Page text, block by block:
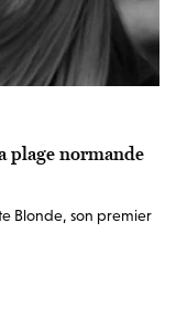
plage normande
Blonde, son premier